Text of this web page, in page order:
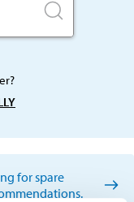
for spare